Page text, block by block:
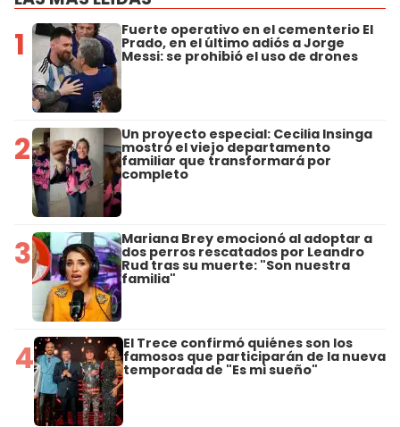
1 Fuerte operativo en el cementerio El
Prado, en el último adiós a Jorge
Messi: se prohibió el uso de drones
2 Un proyecto especial: Cecilia Insinga
mostró el viejo departamento
familiar que transformará por
completo
3 Mariana Brey emocionó al adoptar a
dos perros rescatados por Leandro
Rud tras su muerte: "Son nuestra
familia"
4 El Trece confirmó quiénes son los
famosos que participarán de la nueva
temporada de "Es mi sueño"